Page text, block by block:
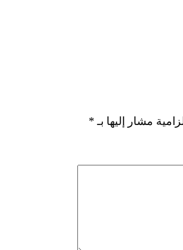
مشار إليها بـ *